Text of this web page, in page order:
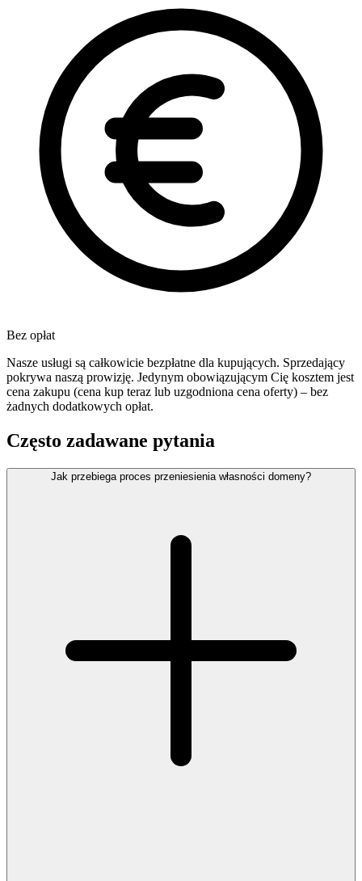
Bez opłat
Nasze usługi są całkowicie bezpłatne dla kupujących. Sprzedający
pokrywa naszą prowizję. Jedynym obowiązującym Cię kosztem jest
cena zakupu (cena kup teraz lub uzgodniona cena oferty) – bez
żadnych dodatkowych opłat.
Często zadawane pytania
Jak przebiega proces przeniesienia własności domeny?